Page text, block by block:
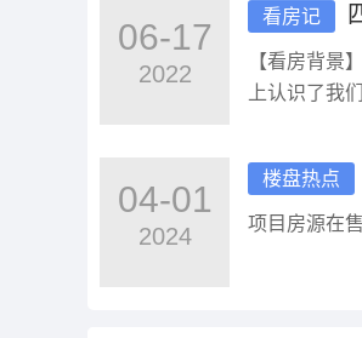
06-17
2022
看房记
【看房背景
上认识了我
04-01
2024
楼盘热点
项目房源在